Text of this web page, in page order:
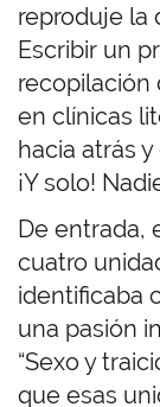
reproduje la
Escribir un
recopilación
en clínicas
hacia atrás
¡Y solo!
De entrada,
cuatro
identificaba
una pasión
“Sexo y
que esas